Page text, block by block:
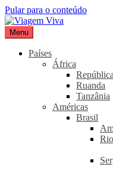
Pular para o conteúdo
Viagem Viva
Seu portal de turismo
Menu
Países
África
Ruanda
Tanzânia
Américas
Brasil